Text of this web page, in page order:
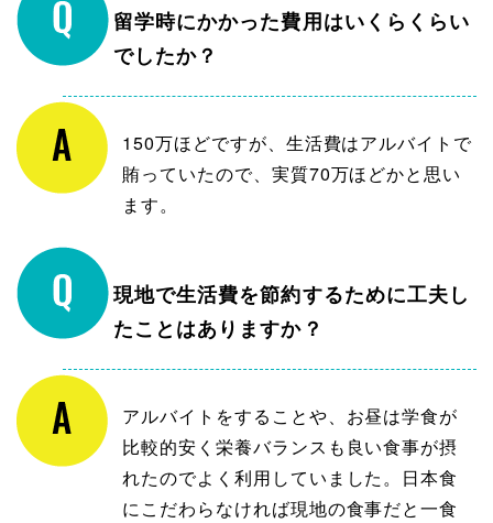
留学時にかかった費用はいくらくらい
でしたか？
150万ほどですが、生活費はアルバイトで
賄っていたので、実質70万ほどかと思い
ます。
現地で生活費を節約するために工夫し
たことはありますか？
アルバイトをすることや、お昼は学食が
比較的安く栄養バランスも良い食事が摂
れたのでよく利用していました。日本食
にこだわらなければ現地の食事だと一食